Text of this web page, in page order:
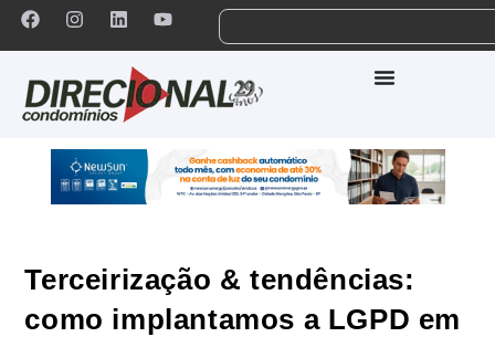
Terceirização & tendências:
como implantamos a LGPD em